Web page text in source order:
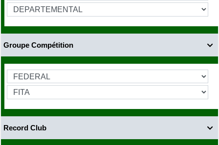

Groupe Compétition

Record Club